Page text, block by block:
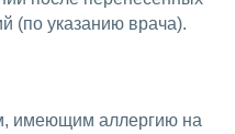
(по указанию врача).
имеющим аллергию на